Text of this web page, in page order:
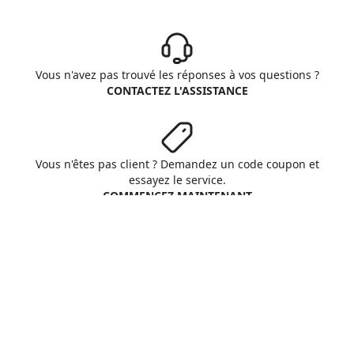
Vous n'avez pas trouvé les réponses à vos questions ?
CONTACTEZ L'ASSISTANCE
Vous n'êtes pas client ? Demandez un code coupon et
essayez le service.
COMMENCEZ MAINTENANT